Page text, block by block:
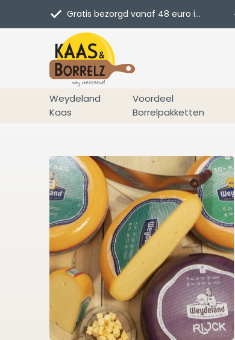
Weydeland
Kaas
Voordeel
Borrelpakketten
Gratis bezorgd vanaf 48 euro in NL